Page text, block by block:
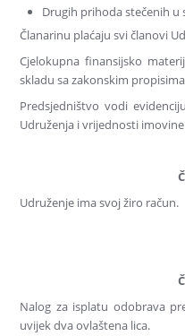
Drugih prihoda stečenih u
Članarinu plaćaju svi članovi
Cjelokupna finansijsko
skladu sa zakonskim
Predsjedništvo vodi
Udruženja i vrijednosti
Udruženje ima svoj žiro račun.
Nalog za isplatu odobrava
uvijek dva ovlaštena lica.